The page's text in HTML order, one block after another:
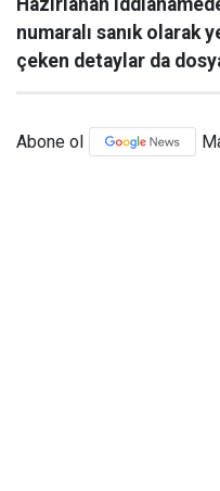
Hazırlanan
numaralı sanık olarak
çeken detaylar da
Abone ol